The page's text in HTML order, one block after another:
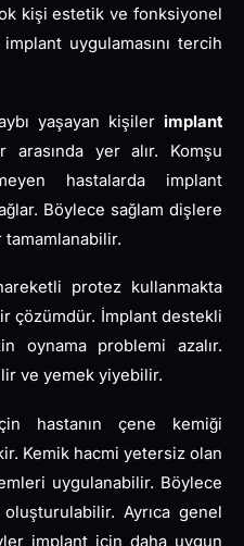
kişi estetik ve fonksiyonel
uygulamasını tercih
yaşayan kişiler implant
arasında yer alır. Komşu
hastalarda implant
Böylece sağlam dişlere
protez kullanmakta
çözümdür. İmplant destekli
oynama problemi azalır.
ve yemek yiyebilir.
hastanın çene kemiği
Kemik hacmi yetersiz olan
uygulanabilir. Böylece
Ayrıca genel
implant için daha uygun